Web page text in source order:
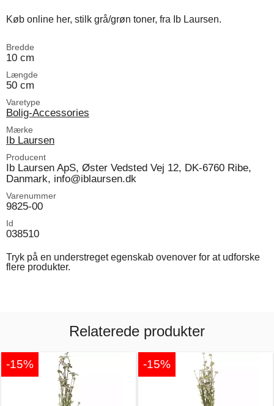
Køb online her, stilk grå/grøn toner, fra Ib Laursen.
Bredde
10 cm
Længde
50 cm
Varetype
Bolig-Accessories
Mærke
Ib Laursen
Producent
Ib Laursen ApS, Øster Vedsted Vej 12, DK-6760 Ribe,
Danmark, info@iblaursen.dk
Varenummer
9825-00
Id
038510
Tryk på en understreget egenskab ovenover for at udforske
flere produkter.
Relaterede produkter
-15% -15%